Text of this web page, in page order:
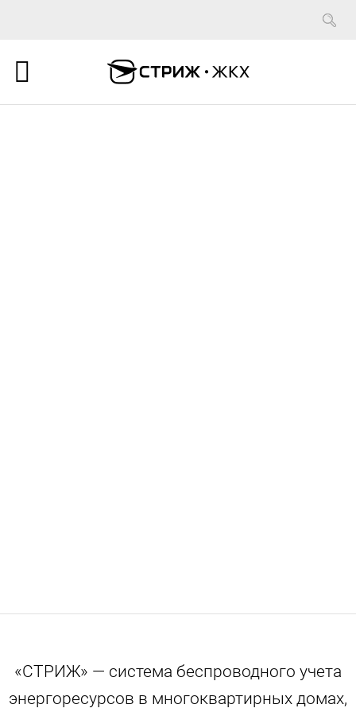
«СТРИЖ» — система беспроводного учета
энергоресурсов в многоквартирных домах,